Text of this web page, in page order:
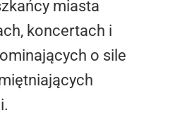
miasta
koncertach i
o sile